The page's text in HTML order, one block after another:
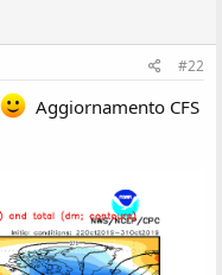
#22
Aggiornamento CFS